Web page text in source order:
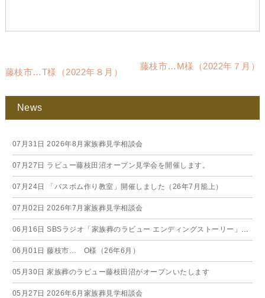
藤枝市…T様（2022年８月）
藤枝市…M様（2022年７月）
News
07月31日 2026年8月家族葬見学相談会
07月27日 ラビュー藤枝田沼オープン見学会を開催します。
07月24日 「バスボム作り教室」開催しました（26年7月籠上）
07月02日 2026年7月家族葬見学相談会
06月16日 SBSラジオ「家族葬のラビュー エンディングストーリー」に弊社スタッフが出演いたしました（26年6月）
06月01日 藤枝市… O様（26年6月）
05月30日 家族葬のラビュー藤枝田沼がオープンいたします
05月27日 2026年6月家族葬見学相談会